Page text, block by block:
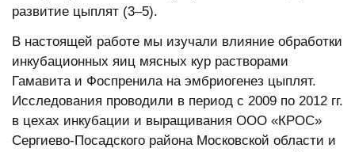
развитие цыплят (3–5).
В настоящей работе мы изучали влияние обработки
инкубационных яиц мясных кур растворами
Гамавита и Фоспренила на эмбриогенез цыплят.
Исследования проводили в период с 2009 по 2012 гг.
в цехах инкубации и выращивания ООО «КРОС»
Сергиево-Посадского района Московской области и